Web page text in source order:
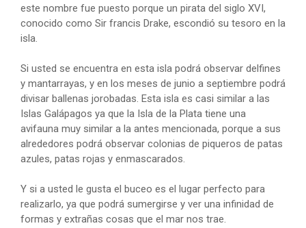
este nombre fue puesto porque un pirata del siglo XVI,
conocido como Sir francis Drake, escondió su tesoro en la
isla.
Si usted se encuentra en esta isla podrá observar delfines
y mantarrayas, y en los meses de junio a septiembre podrá
divisar ballenas jorobadas. Esta isla es casi similar a las
Islas Galápagos ya que la Isla de la Plata tiene una
avifauna muy similar a la antes mencionada, porque a sus
alrededores podrá observar colonias de piqueros de patas
azules, patas rojas y enmascarados.
Y si a usted le gusta el buceo es el lugar perfecto para
realizarlo, ya que podrá sumergirse y ver una infinidad de
formas y extrañas cosas que el mar nos trae.